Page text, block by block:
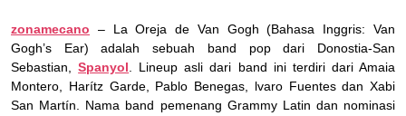
zonamecano – La Oreja de Van Gogh (Bahasa Inggris: Van
Gogh’s Ear) adalah sebuah band pop dari Donostia-San
Sebastian,Spanyol . Lineup asli dari band ini terdiri dari Amaia
Montero, Harítz Garde, Pablo Benegas, lvaro Fuentes dan Xabi
San Martín. Nama band pemenang Grammy Latin dan nominasi